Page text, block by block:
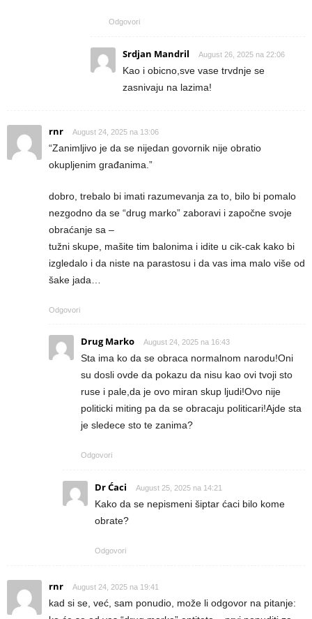
Odgovori
Srdjan Mandril August 26, 2025 na 22:06
Kao i obicno,sve vase trvdnje se
zasnivaju na lazima!
rnr August 24, 2025 na 13:06
“Zanimljivo je da se nijedan govornik nije obratio
okupljenim građanima.”
dobro, trebalo bi imati razumevanja za to, bilo bi pomalo
nezgodno da se “drug marko” zaboravi i započne svoje
obraćanje sa –
tužni skupe, mašite tim balonima i idite u cik-cak kako bi
izgledalo i da niste na parastosu i da vas ima malo više od
šake jada…
Odgovori
Drug Marko August 24, 2025 na 16:43
Sta ima ko da se obraca normalnom narodu!Oni
su dosli ovde da pokazu da nisu kao ovi tvoji sto
ruse i pale,da je ovo miran skup ljudi!Ovo nije
politicki miting pa da se obracaju politicari!Ajde sta
je sledece sto te zanima?
Odgovori
Dr Ćaci August 25, 2025 na 14:21
Kako da se nepismeni šiptar ćaci bilo kome
obrate?
Odgovori
rnr August 24, 2025 na 19:41
kad si se, već, sam ponudio, može li odgovor na pitanje: